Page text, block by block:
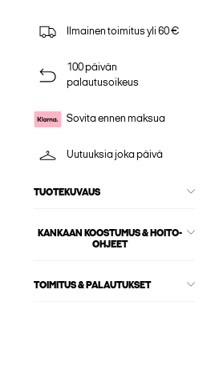
Ilmainen toimitus yli 60 €
100 päivän
palautusoikeus
Sovita ennen maksua
Uutuuksia joka päivä
TUOTEKUVAUS
KANKAAN KOOSTUMUS & HOITO-
OHJEET
TOIMITUS & PALAUTUKSET